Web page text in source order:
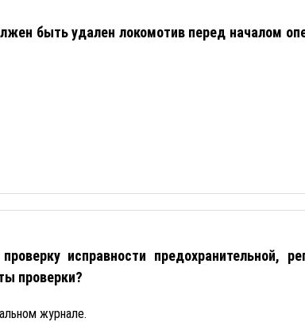
быть удален локомотив перед началом
исправности предохранительной,
проверки?
журнале.